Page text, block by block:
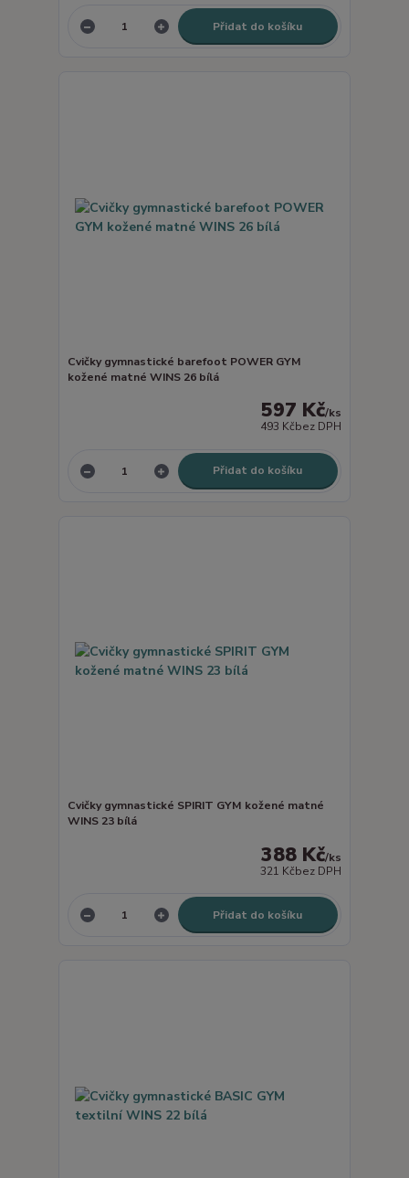
Přidat do košíku
Cvičky gymnastické barefoot POWER GYM
kožené matné WINS 26 bílá
597 Kč/ks
493 Kčbez DPH
Přidat do košíku
Cvičky gymnastické SPIRIT GYM kožené matné
WINS 23 bílá
388 Kč/ks
321 Kčbez DPH
Přidat do košíku